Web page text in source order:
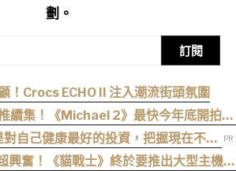
劃。
訂閱
！Crocs ECHO II 注入潮流街頭氛圍
續集！《Michael 2》最快今年底開拍、
上映時間曝光
自己健康最好的投資，把握現在不嫌
晚！
興奮！《貓戰士》終於要推出大型主機遊